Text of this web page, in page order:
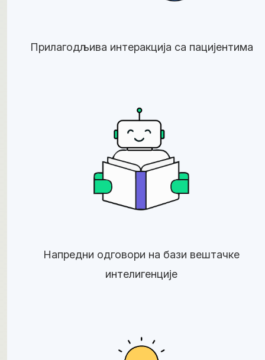
Прилагодљива интеракција са пацијентима
Напредни одговори на бази вештачке
интелигенције